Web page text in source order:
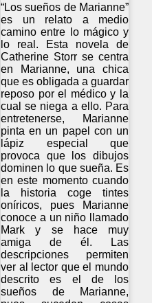
“Los sueños de Marianne”
es un relato a medio
camino entre lo mágico y
lo real. Esta novela de
Catherine Storr se centra
en Marianne, una chica
que es obligada a guardar
reposo por el médico y la
cual se niega a ello. Para
entretenerse, Marianne
pinta en un papel con un
lápiz especial que
provoca que los dibujos
dominen lo que sueña. Es
en este momento cuando
la historia coge tintes
oníricos, pues Marianne
conoce a un niño llamado
Mark y se hace muy
amiga de él. Las
descripciones permiten
ver al lector que el mundo
descrito es el de los
sueños de Marianne,